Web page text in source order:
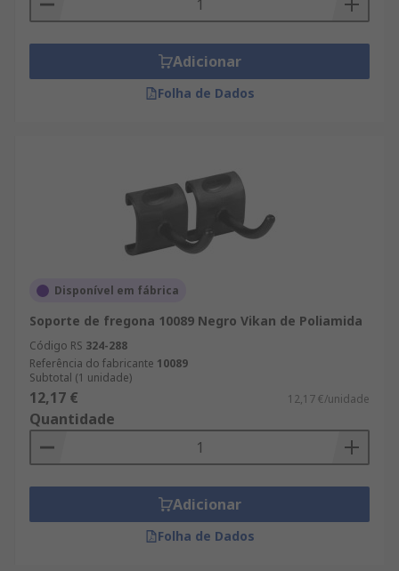
Adicionar
Folha de Dados
Disponível em fábrica
Soporte de fregona 10089 Negro Vikan de Poliamida
Código RS 324-288
Referência do fabricante 10089
Subtotal (1 unidade)
12,17 € 12,17 €/unidade
Quantidade
Adicionar
Folha de Dados